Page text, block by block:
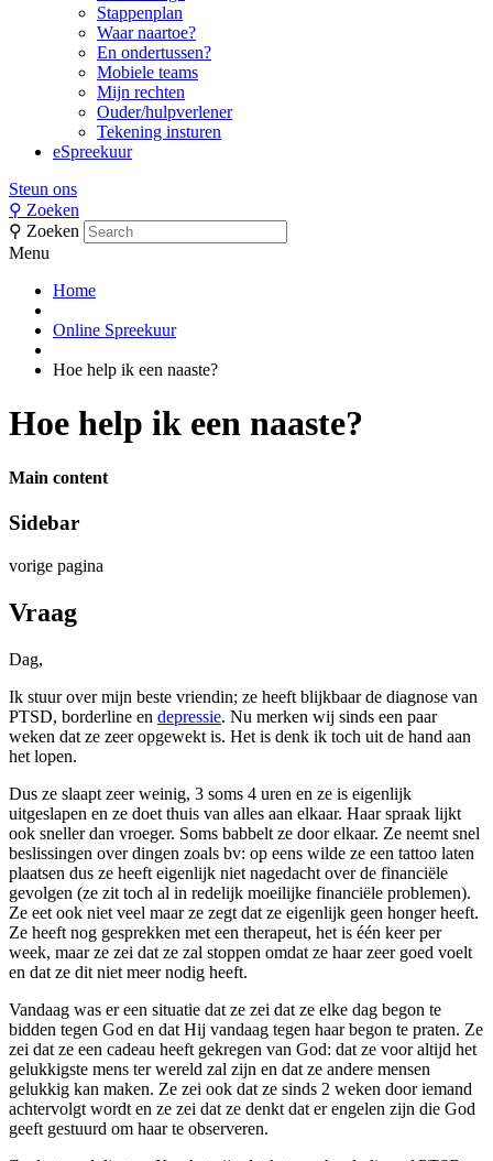
Stappenplan
Waar naartoe?
En ondertussen?
Mobiele teams
Mijn rechten
Ouder/hulpverlener
Tekening insturen
eSpreekuur
Steun ons
⚲ Zoeken
⚲ Zoeken
Menu
Home
Online Spreekuur
Hoe help ik een naaste?
Hoe help ik een naaste?
Main content
Sidebar
vorige pagina
Vraag
Dag,
Ik stuur over mijn beste vriendin; ze heeft blijkbaar de diagnose van
PTSD, borderline en depressie. Nu merken wij sinds een paar
weken dat ze zeer opgewekt is. Het is denk ik toch uit de hand aan
het lopen.
Dus ze slaapt zeer weinig, 3 soms 4 uren en ze is eigenlijk
uitgeslapen en ze doet thuis van alles aan elkaar. Haar spraak lijkt
ook sneller dan vroeger. Soms babbelt ze door elkaar. Ze neemt snel
beslissingen over dingen zoals bv: op eens wilde ze een tattoo laten
plaatsen dus ze heeft eigenlijk niet nagedacht over de financiële
gevolgen (ze zit toch al in redelijk moeilijke financiële problemen).
Ze eet ook niet veel maar ze zegt dat ze eigenlijk geen honger heeft.
Ze heeft nog gesprekken met een therapeut, het is één keer per
week, maar ze zei dat ze zal stoppen omdat ze haar zeer goed voelt
en dat ze dit niet meer nodig heeft.
Vandaag was er een situatie dat ze zei dat ze elke dag begon te
bidden tegen God en dat Hij vandaag tegen haar begon te praten. Ze
zei dat ze een cadeau heeft gekregen van God: dat ze voor altijd het
gelukkigste mens ter wereld zal zijn en dat ze andere mensen
gelukkig kan maken. Ze zei ook dat ze sinds 2 weken door iemand
achtervolgt wordt en ze zei dat ze denkt dat er engelen zijn die God
geeft gestuurd om haar te observeren.